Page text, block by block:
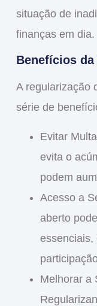
situação de
finanças em dia.
Benefícios
A regularização
série de
Evitar
evita o
podem
Acesso a
aberto
essenciais,
Melhorar a